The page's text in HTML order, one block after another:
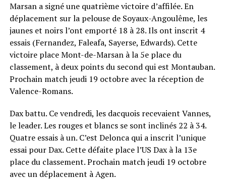
Marsan a signé une quatrième victoire d’affilée. En
déplacement sur la pelouse de Soyaux-Angoulême, les
jaunes et noirs l’ont emporté 18 à 28. Ils ont inscrit 4
essais (Fernandez, Faleafa, Sayerse, Edwards). Cette
victoire place Mont-de-Marsan à la 5e place du
classement, à deux points du second qui est Montauban.
Prochain match jeudi 19 octobre avec la réception de
Valence-Romans.
Dax battu. Ce vendredi, les dacquois recevaient Vannes,
le leader. Les rouges et blancs se sont inclinés 22 à 34.
Quatre essais à un. C’est Delonca qui a inscrit l’unique
essai pour Dax. Cette défaite place l’US Dax à la 13e
place du classement. Prochain match jeudi 19 octobre
avec un déplacement à Agen.